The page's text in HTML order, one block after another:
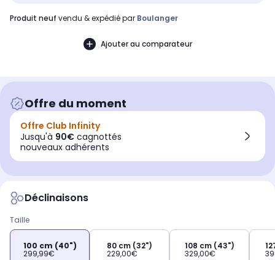
produit neuf vendu & expédié par Boulanger
Ajouter au comparateur
Offre du moment
Offre Club Infinity
Jusqu'à 90€ cagnottés
nouveaux adhérents
Déclinaisons
Taille
100 cm (40")
299,99€
80 cm (32")
229,00€
108 cm (43")
329,00€